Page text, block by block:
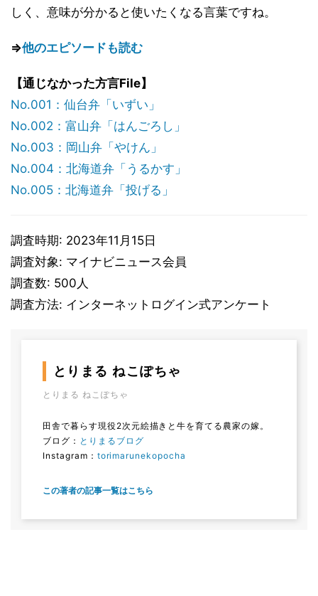
しく、意味が分かると使いたくなる言葉ですね。
⇒他のエピソードも読む
【通じなかった方言File】
No.001：仙台弁「いずい」
No.002：富山弁「はんごろし」
No.003：岡山弁「やけん」
No.004：北海道弁「うるかす」
No.005：北海道弁「投げる」
調査時期: 2023年11月15日
調査対象: マイナビニュース会員
調査数: 500人
調査方法: インターネットログイン式アンケート
とりまる ねこぽちゃ
とりまる ねこぽちゃ
田舎で暮らす現役2次元絵描きと牛を育てる農家の嫁。
ブログ： とりまるブログ
Instagram： torimarunekopocha
この著者の記事一覧はこちら